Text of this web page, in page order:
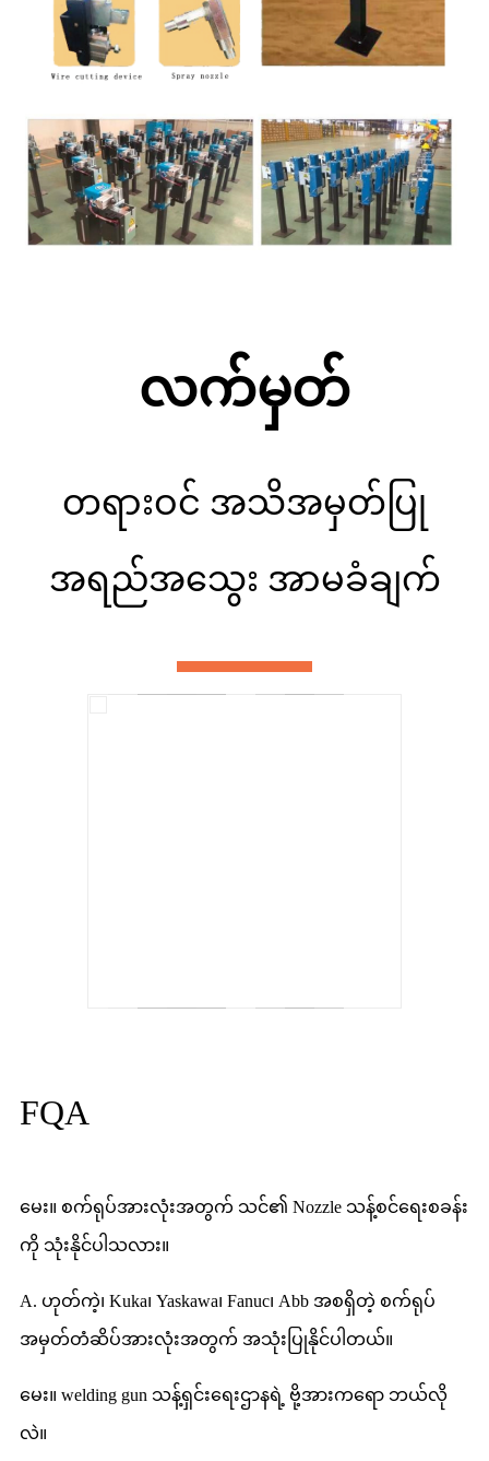
လက်မှတ်
တရားဝင် အသိအမှတ်ပြု
အရည်အသွေး အာမခံချက်
FQA
မေး။ စက်ရုပ်အားလုံးအတွက် သင်၏ Nozzle သန့်စင်ရေးစခန်း
ကို သုံးနိုင်ပါသလား။
A. ဟုတ်ကဲ့၊ Kuka၊ Yaskawa၊ Fanuc၊ Abb အစရှိတဲ့ စက်ရုပ်
အမှတ်တံဆိပ်အားလုံးအတွက် အသုံးပြုနိုင်ပါတယ်။
မေး။ welding gun သန့်ရှင်းရေးဌာနရဲ့ ဗို့အားကရော ဘယ်လို
လဲ။